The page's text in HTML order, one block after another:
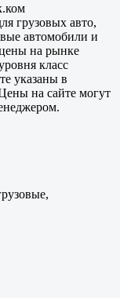
грузовых авто,
автомобили и
на рынке
класс
указаны в
на сайте могут